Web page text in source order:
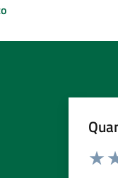
Rating: